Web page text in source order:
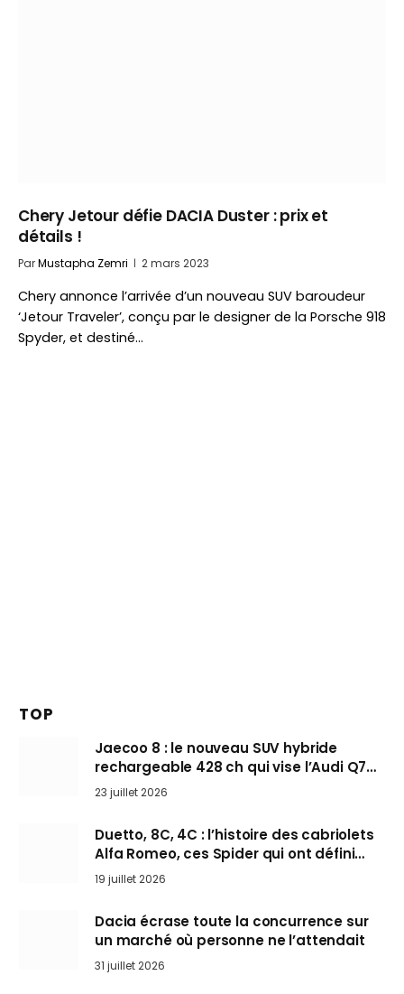
Chery Jetour défie DACIA Duster : prix et
détails !
ParMustapha Zemri 2 mars 2023
Chery annonce l’arrivée d’un nouveau SUV baroudeur
‘Jetour Traveler’, conçu par le designer de la Porsche 918
Spyder, et destiné…
TOP
Jaecoo 8 : le nouveau SUV hybride
rechargeable 428 ch qui vise l’Audi Q7
arrive en Europe cet automne
23 juillet 2026
Duetto, 8C, 4C : l’histoire des cabriolets
Alfa Romeo, ces Spider qui ont défini
l’art de rouler cheveux au vent
19 juillet 2026
Dacia écrase toute la concurrence sur
un marché où personne ne l’attendait
31 juillet 2026